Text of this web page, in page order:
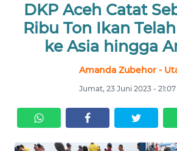
DKP Aceh Catat
Ribu Ton Ikan
ke Asia hingga
Amanda Zubehor -
Jumat, 23 Juni 2023 -
UTAMA
NUSANTARA
SERBA-
SERBI